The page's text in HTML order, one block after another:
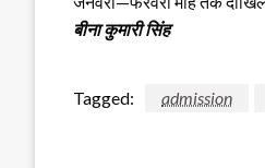
बीना कुमारी सिंह
Tagged: admission